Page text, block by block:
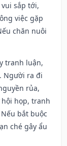
sắp tới,
việc gặp
chăn nuôi
tranh luận,
Người ra đi
rủa,
họp, tranh
bắt buộc
ché gây ẩu